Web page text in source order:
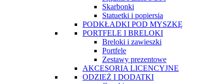
Skarbonki
Statuetki i popiersia
PODKŁADKI POD MYSZKĘ
PORTFELE I BRELOKI
Breloki i zawieszki
Portfele
Zestawy prezentowe
AKCESORIA LICENCYJNE
ODZIEŻ I DODATKI